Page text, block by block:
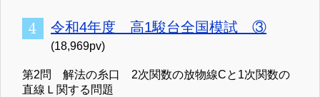
令和4年度 高1駿台全国模試 ③
(18,969pv)
第2問 解法の糸口 2次関数の放物線Cと1次関数の
直線Ｌ関する問題